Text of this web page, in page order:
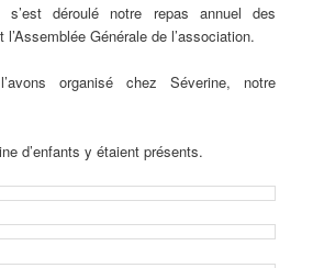
déroulé notre repas annuel des
l’Assemblée Générale de l’association.
organisé chez Séverine, notre
d’enfants y étaient présents.